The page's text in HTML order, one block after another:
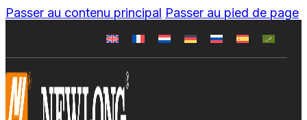
Passer au contenu principal Passer au pied de page